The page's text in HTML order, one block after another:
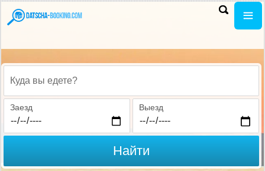
Куда вы едете?
Заезд Выезд
Найти